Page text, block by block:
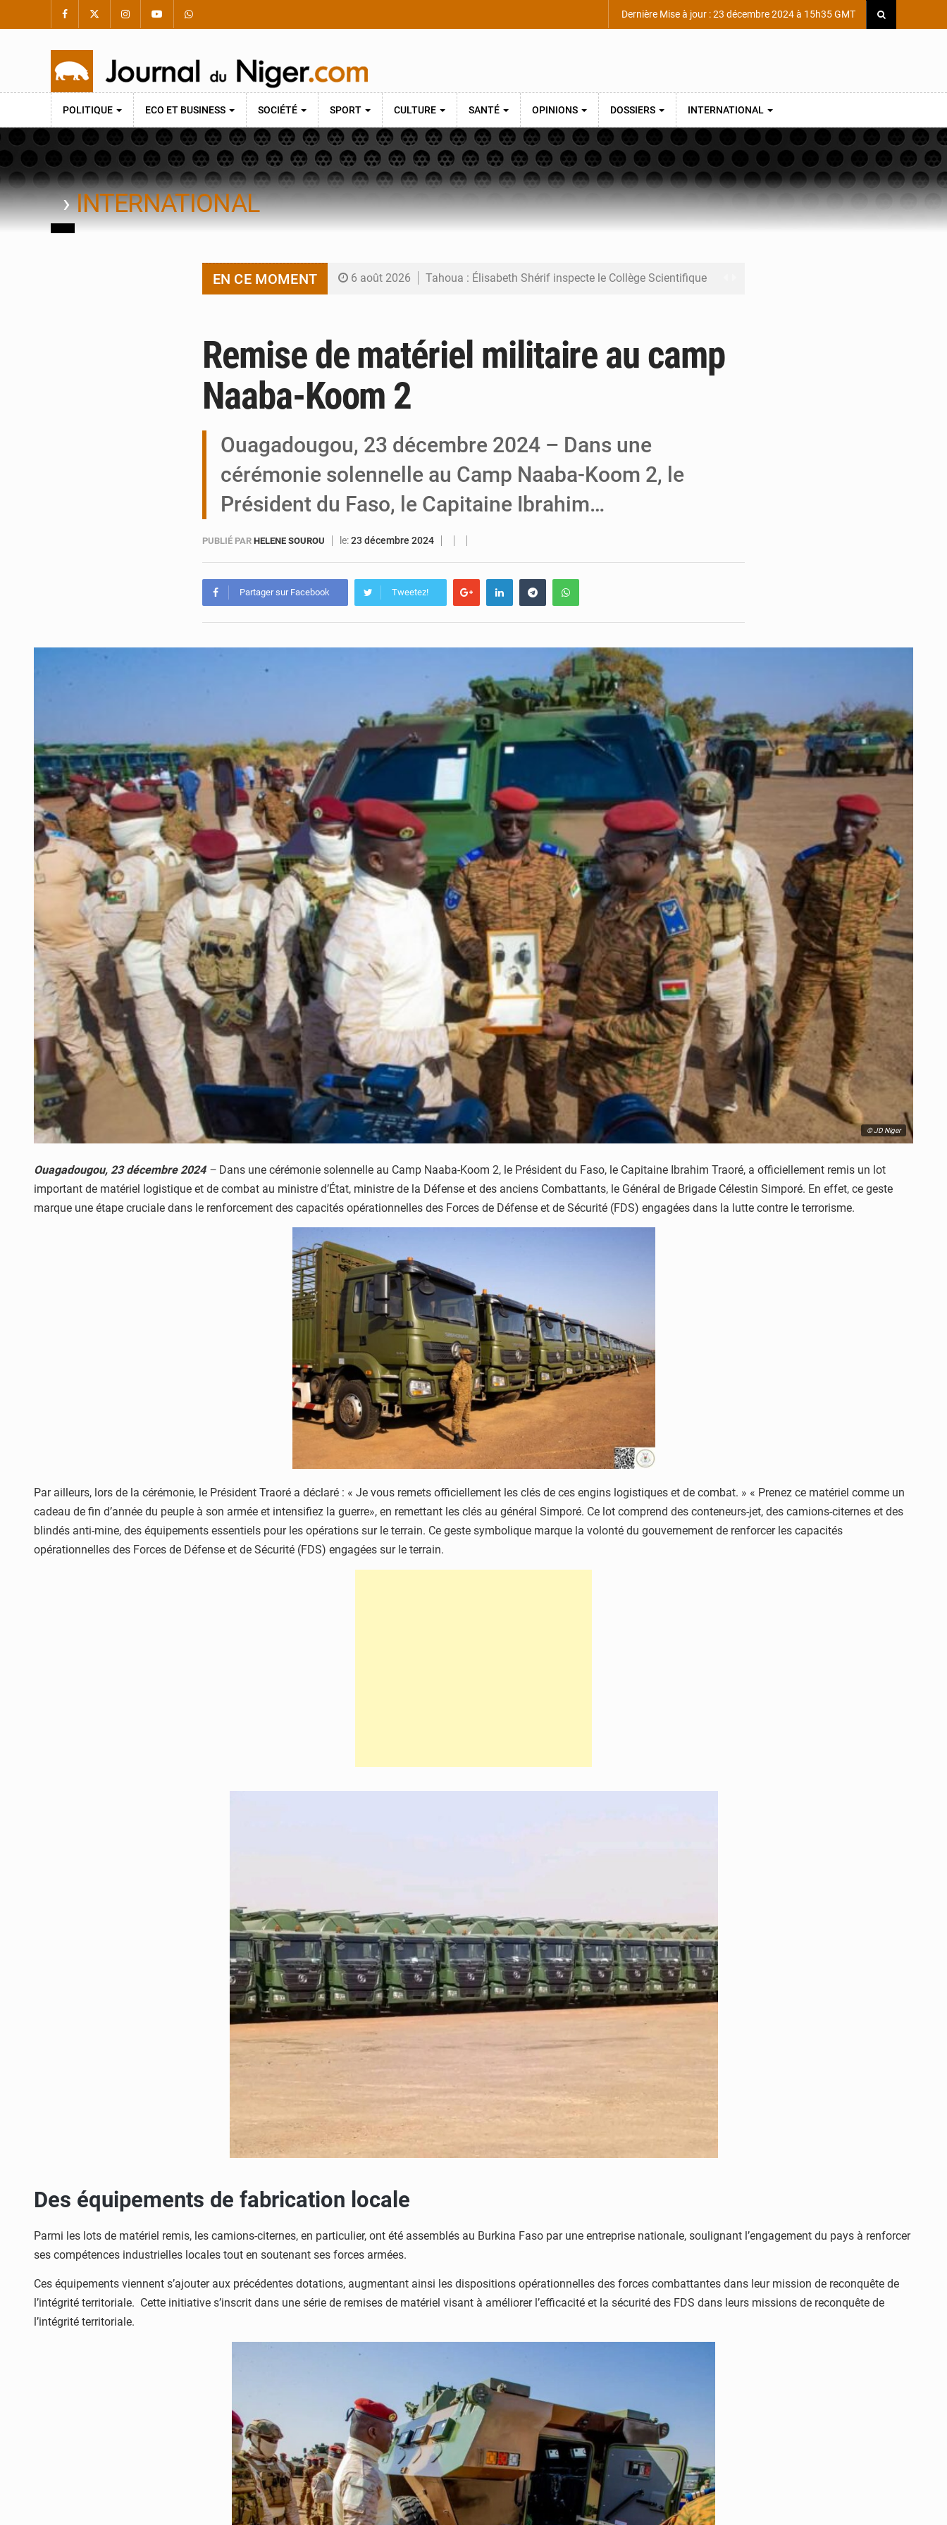
Dernière Mise à jour : 23 décembre 2024 à 15h35 GMT
POLITIQUE ECO ET BUSINESS SOCIÉTÉ SPORT CULTURE SANTÉ OPINIONS DOSSIERS INTERNATIONAL
›INTERNATIONAL
EN CE MOMENT 6 août 2026 Tahoua : Élisabeth Shérif inspecte le Collège Scientifique
6 août 2026 Chasse aux gabegies à Niamey : 74 milliards de FCFA recouvrés par la COLDEFF
5 août 2026 Tibiri : le dialogue, nouveau terrain de jeu pour la paix
5 août 2026
Remise de matériel militaire au camp
Naaba-Koom 2
Ouagadougou, 23 décembre 2024 – Dans une
cérémonie solennelle au Camp Naaba-Koom 2, le
Président du Faso, le Capitaine Ibrahim…
PUBLIÉ PAR HELENE SOUROU le:23 décembre 2024
Partager sur Facebook Tweetez!
© JD Niger
Ouagadougou, 23 décembre 2024 – Dans une cérémonie solennelle au Camp Naaba-Koom 2, le Président du Faso, le Capitaine Ibrahim Traoré, a officiellement remis un lot
important de matériel logistique et de combat au ministre d’État, ministre de la Défense et des anciens Combattants, le Général de Brigade Célestin Simporé. En effet, ce geste
marque une étape cruciale dans le renforcement des capacités opérationnelles des Forces de Défense et de Sécurité (FDS) engagées dans la lutte contre le terrorisme.
Par ailleurs, lors de la cérémonie, le Président Traoré a déclaré : « Je vous remets officiellement les clés de ces engins logistiques et de combat. » « Prenez ce matériel comme un
cadeau de fin d’année du peuple à son armée et intensifiez la guerre», en remettant les clés au général Simporé. Ce lot comprend des conteneurs-jet, des camions-citernes et des
blindés anti-mine, des équipements essentiels pour les opérations sur le terrain. Ce geste symbolique marque la volonté du gouvernement de renforcer les capacités
opérationnelles des Forces de Défense et de Sécurité (FDS) engagées sur le terrain.
Des équipements de fabrication locale
Parmi les lots de matériel remis, les camions-citernes, en particulier, ont été assemblés au Burkina Faso par une entreprise nationale, soulignant l’engagement du pays à renforcer
ses compétences industrielles locales tout en soutenant ses forces armées.
Ces équipements viennent s’ajouter aux précédentes dotations, augmentant ainsi les dispositions opérationnelles des forces combattantes dans leur mission de reconquête de
l’intégrité territoriale. Cette initiative s’inscrit dans une série de remises de matériel visant à améliorer l’efficacité et la sécurité des FDS dans leurs missions de reconquête de
l’intégrité territoriale.